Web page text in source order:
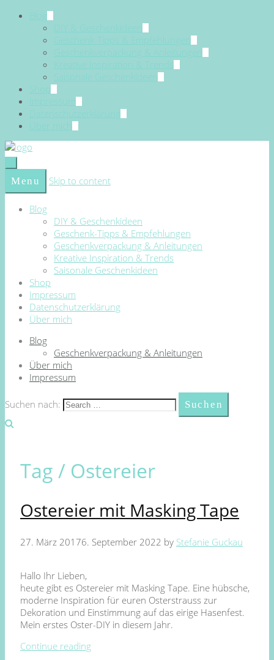
Blog
DIY & Geschenkideen
Geschenk-Tipps & Empfehlungen
Geschenkverpackung & Anleitungen
Kreative Inspiration & Trends
Saisonale Geschenkideen
Shop
Impressum
Datenschutzerklärung
Über mich
Menu Skip to content
Blog
DIY & Geschenkideen
Geschenk-Tipps & Empfehlungen
Geschenkverpackung & Anleitungen
Kreative Inspiration & Trends
Saisonale Geschenkideen
Shop
Impressum
Datenschutzerklärung
Über mich
Blog
Geschenkverpackung & Anleitungen
Über mich
Impressum
Suchen nach:
Tag / Ostereier
Ostereier mit Masking Tape
27. März 20176. September 2022 by Stefanie Guckau
Hallo Ihr Lieben,
heute gibt es Ostereier mit Masking Tape. Eine hübsche,
moderne Inspiration für euren Osterstrauss zur
Dekoration und Einstimmung auf das eirige Hasenfest.
Mein erstes Oster-DIY in diesem Jahr.
Continue reading